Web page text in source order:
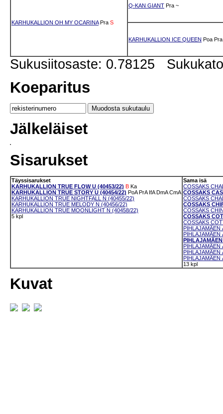
KARHUKALLION OH MY OCARINA Pra S
Q-KAN GIANT Pra ~
KARHUKALLION ICE QUEEN Poa Pra
Sukusiitosaste: 0.78125
Koeparitus
Jälkeläiset
Sisarukset
Täyssisarukset
KARHUKALLION TRUE FLOW U (40453/22) B Ka
KARHUKALLION TRUE STORY U (40454/22) PoA PrA IfA DmA CmA
KARHUKALLION TRUE NIGHTFALL N (40455/22)
KARHUKALLION TRUE MELODY N (40456/22)
KARHUKALLION TRUE MOONLIGHT N (40458/22)
5 kpl
Sama isä
COSSAKS
COSSAKS
COSSAKS
COSSAKS
COSSAKS
COSSAKS
COSSAKS
PIHLAJAMÄEN
PIHLAJAMÄEN
PIHLAJAMÄEN
PIHLAJAMÄEN
PIHLAJAMÄEN
13 kpl
Kuvat